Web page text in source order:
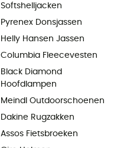
Softshelljacken
Pyrenex Donsjassen
Helly Hansen Jassen
Columbia Fleecevesten
Black Diamond
Hoofdlampen
Meindl Outdoorschoenen
Dakine Rugzakken
Assos Fietsbroeken